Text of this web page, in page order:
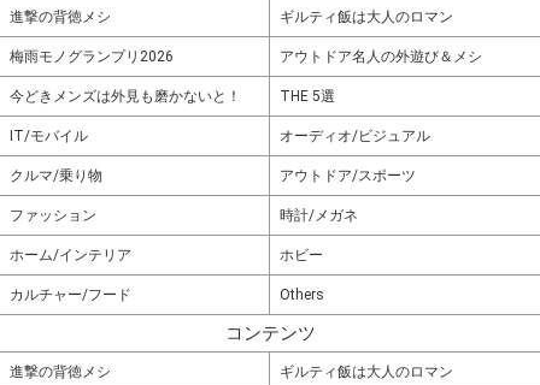
進撃の背徳メシ ギルティ飯は大人のロマン
梅雨モノグランプリ2026 アウトドア名人の外遊び＆メシ
今どきメンズは外見も磨かないと！ THE 5選
IT/モバイル オーディオ/ビジュアル
クルマ/乗り物 アウトドア/スポーツ
ファッション 時計/メガネ
ホーム/インテリア ホビー
カルチャー/フード Others
コンテンツ
進撃の背徳メシ ギルティ飯は大人のロマン